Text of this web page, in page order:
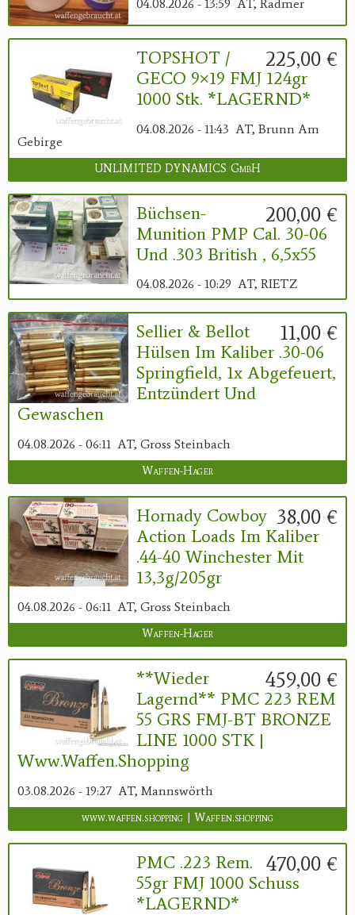
04.08.2026 - 13:59 AT, Radmer
225,00 €
TOPSHOT /
GECO 9×19 FMJ 124gr
1000 Stk. *LAGERND*
04.08.2026 - 11:43 AT, Brunn Am
Gebirge
UNLIMITED DYNAMICS GmbH
200,00 €
Büchsen-
Munition PMP Cal. 30-06
Und .303 British , 6,5x55
04.08.2026 - 10:29 AT, RIETZ
11,00 €
Sellier & Bellot
Hülsen Im Kaliber .30-06
Springfield, 1x Abgefeuert,
Entzündert Und
Gewaschen
04.08.2026 - 06:11 AT, Gross Steinbach
Waffen-Hager
38,00 €
Hornady Cowboy
Action Loads Im Kaliber
.44-40 Winchester Mit
13,3g/205gr
04.08.2026 - 06:11 AT, Gross Steinbach
Waffen-Hager
459,00 €
**Wieder
Lagernd** PMC 223 REM
55 GRS FMJ-BT BRONZE
LINE 1000 STK |
Www.waffen.shopping
03.08.2026 - 19:27 AT, Mannswörth
www.waffen.shopping | Waffen.shopping
470,00 €
PMC .223 Rem.
55gr FMJ 1000 Schuss
*LAGERND*